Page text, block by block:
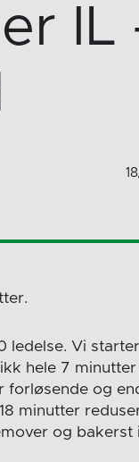
IL
ledelse. Vi starter
hele 7
forløsende og
minutter
og bakerst